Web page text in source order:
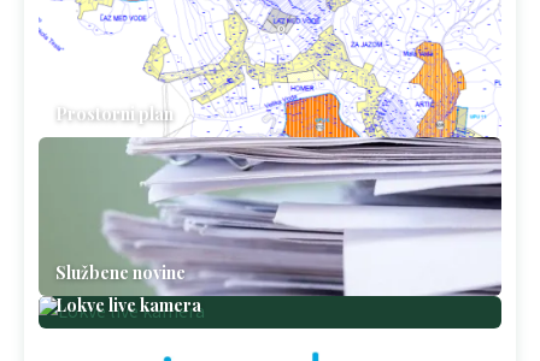
Prostorni plan
Službene novine
Lokve live kamera